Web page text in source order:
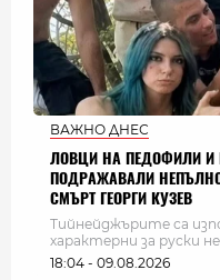
ВАЖНО ДНЕС
ЛОВЦИ НА ПЕДОФИЛИ И
ПОДРАЖАВАЛИ
СМЪРТ ГЕОРГИ КУЗЕВ
Тийнейджърите са
характерни за руски
18:04 - 09.08.2026